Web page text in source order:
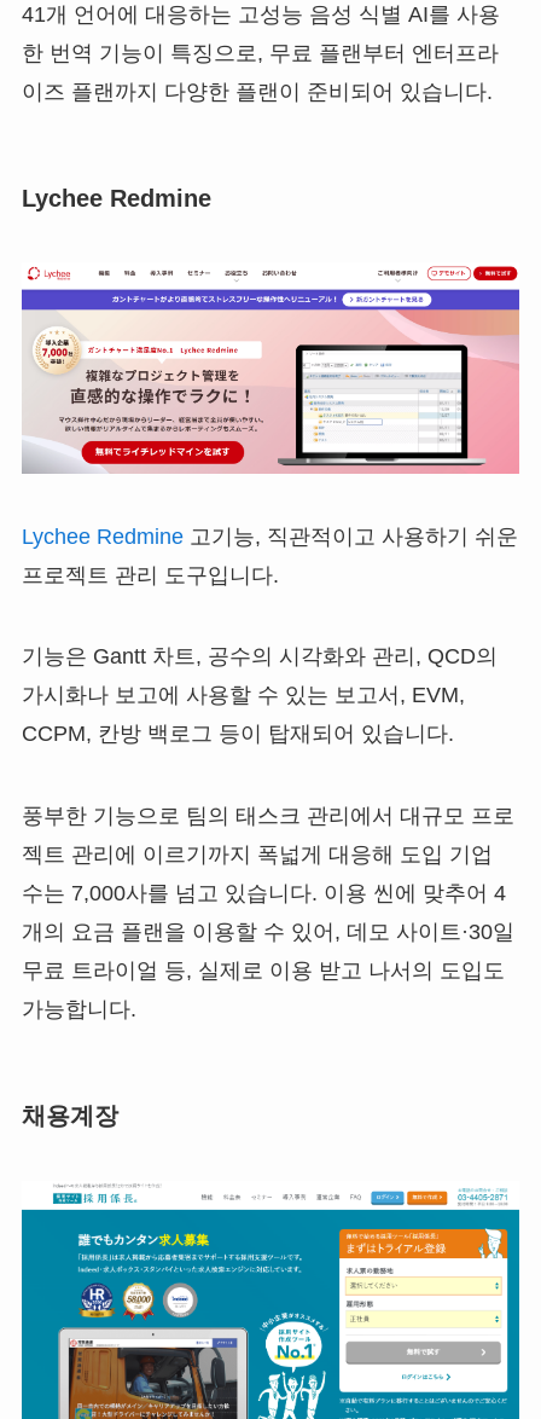
41개 언어에 대응하는 고성능 음성 식별 AI를 사용
한 번역 기능이 특징으로, 무료 플랜부터 엔터프라
이즈 플랜까지 다양한 플랜이 준비되어 있습니다.
Lychee Redmine
Lychee Redmine고기능, 직관적이고 사용하기 쉬운
프로젝트 관리 도구입니다.
기능은 Gantt 차트, 공수의 시각화와 관리, QCD의
가시화나 보고에 사용할 수 있는 보고서, EVM,
CCPM, 칸방 백로그 등이 탑재되어 있습니다.
풍부한 기능으로 팀의 태스크 관리에서 대규모 프로
젝트 관리에 이르기까지 폭넓게 대응해 도입 기업
수는 7,000사를 넘고 있습니다. 이용 씬에 맞추어 4
개의 요금 플랜을 이용할 수 있어, 데모 사이트·30일
무료 트라이얼 등, 실제로 이용 받고 나서의 도입도
가능합니다.
채용계장